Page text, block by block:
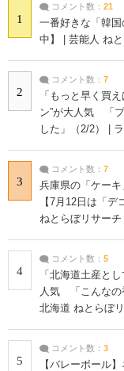
1
コメント数： 21
一番好きな「韓
中】 | 芸能人 ね
2
コメント数： 7
「もっと早く買
ン”が大人気 「
した」（2/2） |
3
コメント数： 7
兵庫県の「ケー
【7月12日は「
ねとらぼリサーチ
4
コメント数： 5
「北海道土産と
人気 「こんなの
北海道 ねとらぼ
5
コメント数： 3
【バレーボール